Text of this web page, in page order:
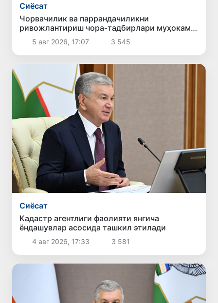
Сиёсат
Чорвачилик ва паррандачиликни
ривожлантириш чора-тадбирлари муҳокама
қилинди
5 авг 2026, 17:07 3 545
Сиёсат
Кадастр агентлиги фаолияти янгича
ёндашувлар асосида ташкил этилади
4 авг 2026, 17:33 3 581